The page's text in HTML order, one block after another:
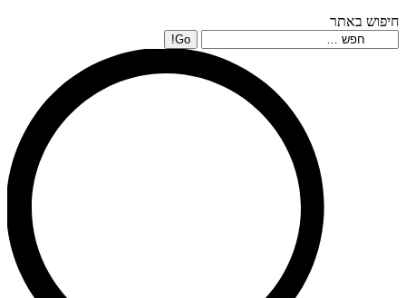
חיפוש באתר
Search: